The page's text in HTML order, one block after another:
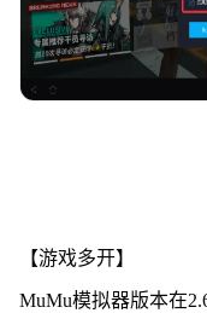
【游戏多开】
MuMu模拟器版本在